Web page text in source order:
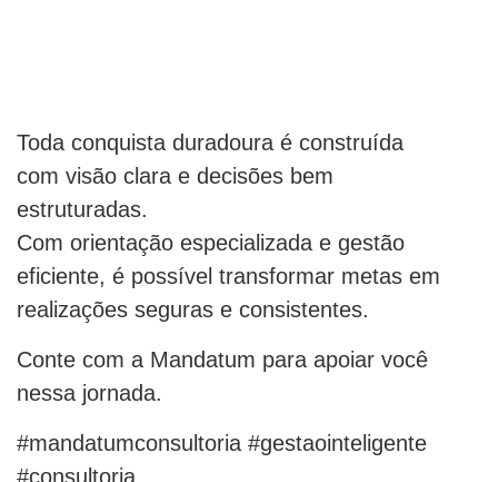
Toda conquista duradoura é construída
com visão clara e decisões bem
estruturadas.
Com orientação especializada e gestão
eficiente, é possível transformar metas em
realizações seguras e consistentes.
Conte com a Mandatum para apoiar você
nessa jornada.
#mandatumconsultoria #gestaointeligente
#consultoria